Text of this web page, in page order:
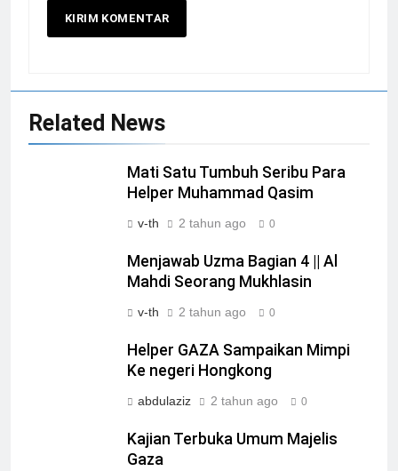
Related News
Mati Satu Tumbuh Seribu Para
Helper Muhammad Qasim
v-th 2 tahun ago 0
Menjawab Uzma Bagian 4 || Al
Mahdi Seorang Mukhlasin
v-th 2 tahun ago 0
Helper GAZA Sampaikan Mimpi
Ke negeri Hongkong
abdulaziz 2 tahun ago 0
Kajian Terbuka Umum Majelis
Gaza